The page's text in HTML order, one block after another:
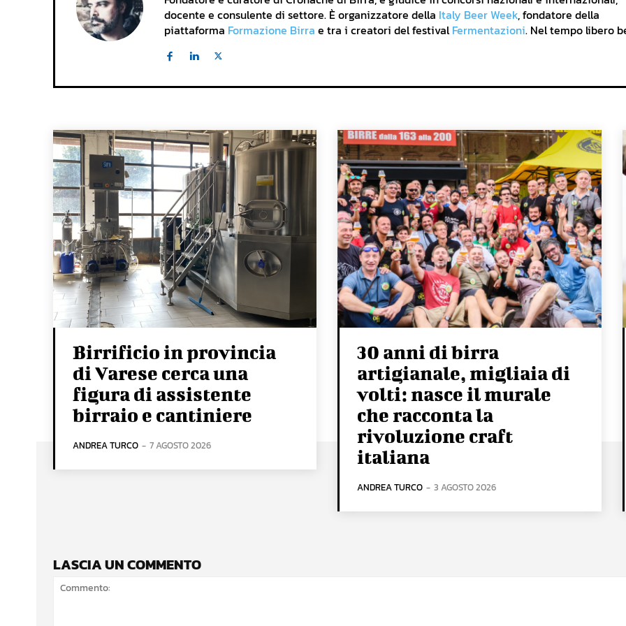
docente e consulente di settore. È organizzatore della Italy Beer Week, fondatore della
piattaforma Formazione Birra e tra i creatori del festivalFermentazioni. Nel tempo libero
Birrificio in provincia
di Varese cerca una
figura di assistente
birraio e cantiniere
ANDREA TURCO - 7 AGOSTO 2026
30 anni di birra
artigianale, migliaia di
volti: nasce il murale
che racconta la
rivoluzione craft
italiana
ANDREA TURCO - 3 AGOSTO 2026
LASCIA UN COMMENTO